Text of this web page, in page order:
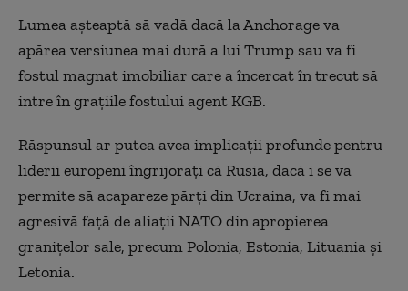
Lumea aşteaptă să vadă dacă la Anchorage va
apărea versiunea mai dură a lui Trump sau va fi
fostul magnat imobiliar care a încercat în trecut să
intre în graţiile fostului agent KGB.
Răspunsul ar putea avea implicaţii profunde pentru
liderii europeni îngrijoraţi că Rusia, dacă i se va
permite să acapareze părţi din Ucraina, va fi mai
agresivă faţă de aliaţii NATO din apropierea
graniţelor sale, precum Polonia, Estonia, Lituania şi
Letonia.